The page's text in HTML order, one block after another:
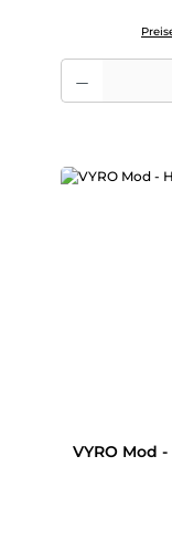
Produkt Anzahl:
VYRO Mod